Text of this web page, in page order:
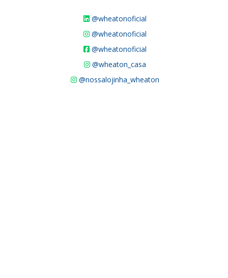
@wheatonoficial
@wheatonoficial
@wheatonoficial
@wheaton_casa
@nossalojinha_wheaton